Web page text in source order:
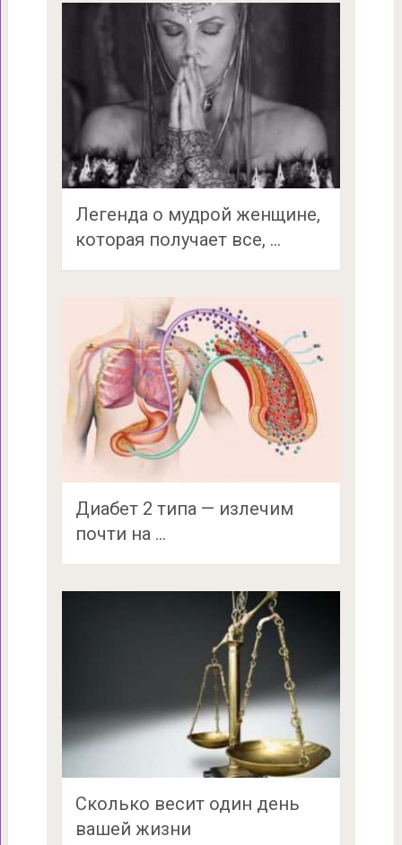
Легенда о мудрой женщине,
которая получает все, …
Диабет 2 типа — излечим
почти на …
Сколько весит один день
вашей жизни